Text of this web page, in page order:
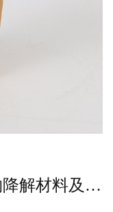
热杯的未来：探索可生物降解材料及其对环境的影响